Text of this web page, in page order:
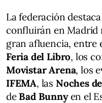
La federación
confluirán en Madrid
gran afluencia, entre
Feria del Libro, los
Movistar Arena, los
IFEMA, las Noches
de Bad Bunnyen el